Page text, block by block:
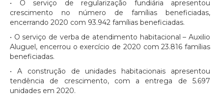
• O serviço de regularização fundiária apresentou
crescimento no número de famílias beneficiadas,
encerrando 2020 com 93.942 famílias beneficiadas.
• O serviço de verba de atendimento habitacional – Auxilio
Aluguel, encerrou o exercício de 2020 com 23.816 famílias
beneficiadas.
• A construção de unidades habitacionais apresentou
tendência de crescimento, com a entrega de 5.697
unidades em 2020.